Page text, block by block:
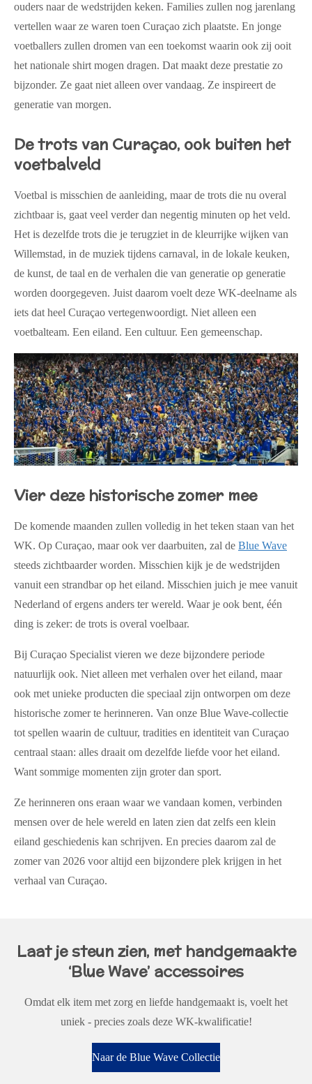
ouders naar de wedstrijden keken. Families zullen nog jarenlang
vertellen waar ze waren toen Curaçao zich plaatste. En jonge
voetballers zullen dromen van een toekomst waarin ook zij ooit
het nationale shirt mogen dragen. Dat maakt deze prestatie zo
bijzonder. Ze gaat niet alleen over vandaag. Ze inspireert de
generatie van morgen.
De trots van Curaçao, ook buiten het
voetbalveld
Voetbal is misschien de aanleiding, maar de trots die nu overal
zichtbaar is, gaat veel verder dan negentig minuten op het veld.
Het is dezelfde trots die je terugziet in de kleurrijke wijken van
Willemstad, in de muziek tijdens carnaval, in de lokale keuken,
de kunst, de taal en de verhalen die van generatie op generatie
worden doorgegeven. Juist daarom voelt deze WK-deelname als
iets dat heel Curaçao vertegenwoordigt. Niet alleen een
voetbalteam. Een eiland. Een cultuur. Een gemeenschap.
Vier deze historische zomer mee
De komende maanden zullen volledig in het teken staan van het
WK. Op Curaçao, maar ook ver daarbuiten, zal de Blue Wave
steeds zichtbaarder worden. Misschien kijk je de wedstrijden
vanuit een strandbar op het eiland. Misschien juich je mee vanuit
Nederland of ergens anders ter wereld. Waar je ook bent, één
ding is zeker: de trots is overal voelbaar.
Bij Curaçao Specialist vieren we deze bijzondere periode
natuurlijk ook. Niet alleen met verhalen over het eiland, maar
ook met unieke producten die speciaal zijn ontworpen om deze
historische zomer te herinneren. Van onze Blue Wave-collectie
tot spellen waarin de cultuur, tradities en identiteit van Curaçao
centraal staan: alles draait om dezelfde liefde voor het eiland.
Want sommige momenten zijn groter dan sport.
Ze herinneren ons eraan waar we vandaan komen, verbinden
mensen over de hele wereld en laten zien dat zelfs een klein
eiland geschiedenis kan schrijven. En precies daarom zal de
zomer van 2026 voor altijd een bijzondere plek krijgen in het
verhaal van Curaçao.
Laat je steun zien, met handgemaakte
‘Blue Wave’ accessoires
Omdat elk item met zorg en liefde handgemaakt is, voelt het
uniek - precies zoals deze WK-kwalificatie!
Naar de Blue Wave Collectie